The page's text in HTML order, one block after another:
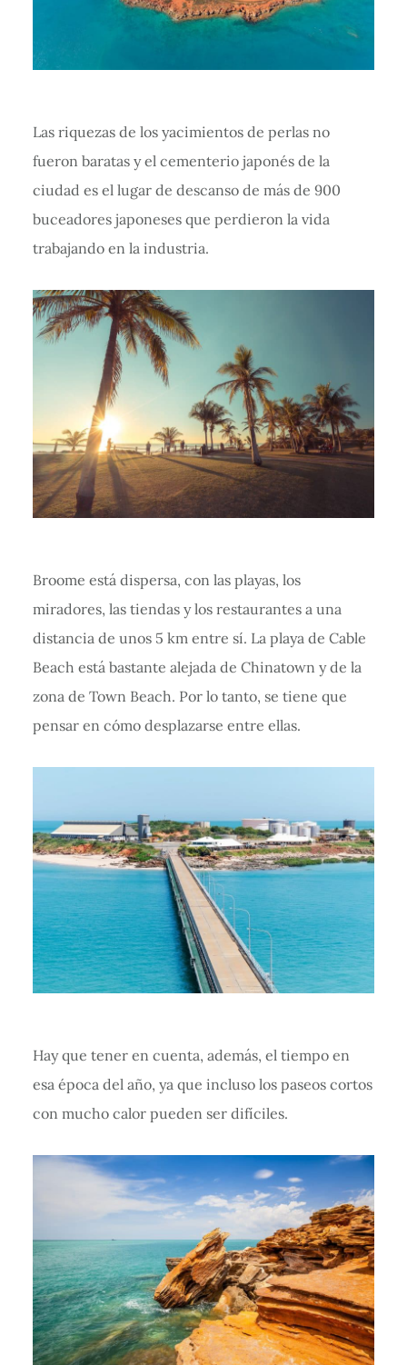
Las riquezas de los yacimientos de perlas no
fueron baratas y el cementerio japonés de la
ciudad es el lugar de descanso de más de 900
buceadores japoneses que perdieron la vida
trabajando en la industria.
Broome está dispersa, con las playas, los
miradores, las tiendas y los restaurantes a una
distancia de unos 5 km entre sí. La playa de Cable
Beach está bastante alejada de Chinatown y de la
zona de Town Beach. Por lo tanto, se tiene que
pensar en cómo desplazarse entre ellas.
Hay que tener en cuenta, además, el tiempo en
esa época del año, ya que incluso los paseos cortos
con mucho calor pueden ser difíciles.